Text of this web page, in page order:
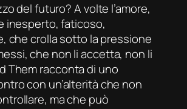
del futuro? A volte l’amore,
inesperto, faticoso,
che crolla sotto la pressione
che non li accetta, non li
Themracconta di uno
con un’alterità che non
ma che può